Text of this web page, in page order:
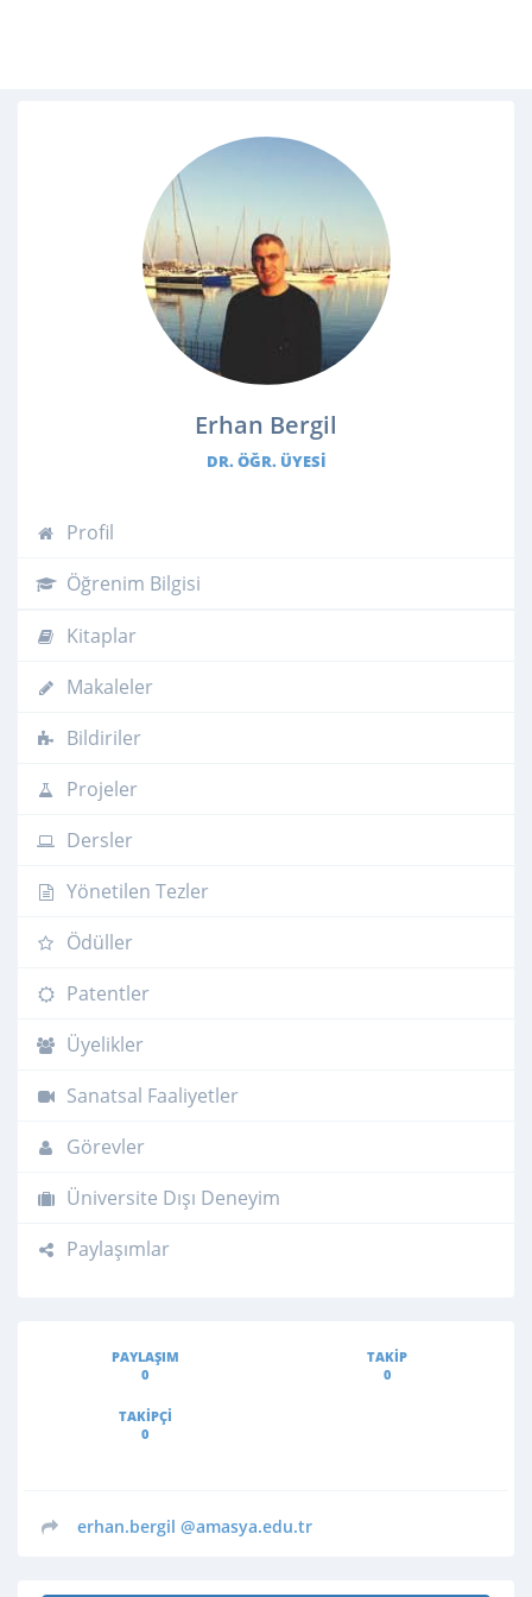
Erhan Bergil
DR. ÖĞR. ÜYESI
Profil
Öğrenim Bilgisi
Kitaplar
Makaleler
Bildiriler
Projeler
Dersler
Yönetilen Tezler
Ödüller
Patentler
Üyelikler
Sanatsal Faaliyetler
Görevler
Üniversite Dışı Deneyim
Paylaşımlar
PAYLAŞIM
0
TAKIP
0
TAKIPÇI
0
erhan.bergil @amasya.edu.tr